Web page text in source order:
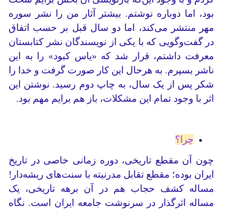
بود، اما دوباره نوشتم. بیشتر آثار من را نشر سوره
مهر منتشر می‌کند، اما دو سال قبل بر حسب اتفاق
در گفت‌وگویی که با یکی از نویسندگان نشر کتابستان
معرفت داشتم، قرار شد که «یاس کبود» را به این
ناشر بسپرم. به هرحال این کار صورت گرفت و خدا را
شکر پس از یک سال، به چاپ دوم رسید. نوشتن این
اثر با وجود تمام این مشکلات، باز هم برایم مهم بود.
چرا؟
چون آن مقطع تاریخی، دوره زمانی خاصی در تاریخ
ایران بوده؛ مقطع تقابل مدرنیته با سنت‌های ریشه‌دار!
مساله کشف حجاب هم در آن برهه تاریخی، یک
مساله اثرگذار در سرنوشت جامعه ایران است. نگاه